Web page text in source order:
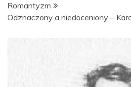
Romantyzm
Odznaczony a niedoceniony –